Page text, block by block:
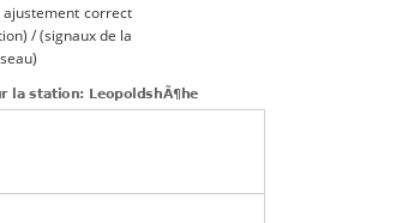
correct
/ (signaux de la